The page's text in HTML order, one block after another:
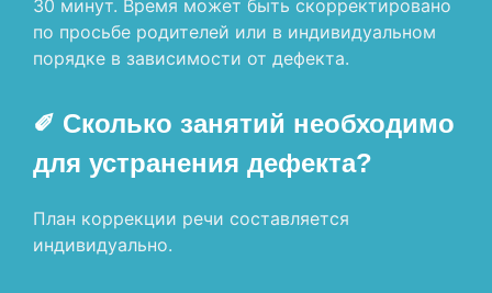
30 минут. Время может быть скорректировано
по просьбе родителей или в индивидуальном
порядке в зависимости от дефекта.
✐ Сколько занятий необходимо
для устранения дефекта?
План коррекции речи составляется
индивидуально.